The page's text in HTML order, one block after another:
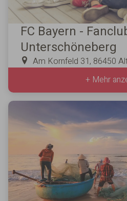
FC Bayern -
Unterschöneberg
Am Kornfeld 31, 86450
+ Mehr